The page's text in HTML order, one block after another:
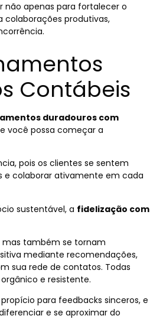
não apenas para fortalecer o
produtivas,
Contábeis
duradouros com
você possa começar a
pois os clientes se sentem
e colaborar ativamente em cada
sustentável, a fidelização com
mas também se tornam
mediante recomendações,
sua rede de contatos. Todas
e resistente.
para feedbacks sinceros, e
e se aproximar do